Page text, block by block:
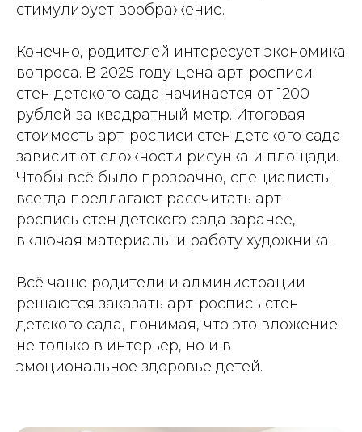
стимулирует воображение.
Конечно, родителей интересует экономика
вопроса. В 2025 году цена арт-росписи
стен детского сада начинается от 1200
рублей за квадратный метр. Итоговая
стоимость арт-росписи стен детского сада
зависит от сложности рисунка и площади.
Чтобы всё было прозрачно, специалисты
всегда предлагают рассчитать арт-
роспись стен детского сада заранее,
включая материалы и работу художника.
Всё чаще родители и администрации
решаются заказать арт-роспись стен
детского сада, понимая, что это вложение
не только в интерьер, но и в
эмоциональное здоровье детей.